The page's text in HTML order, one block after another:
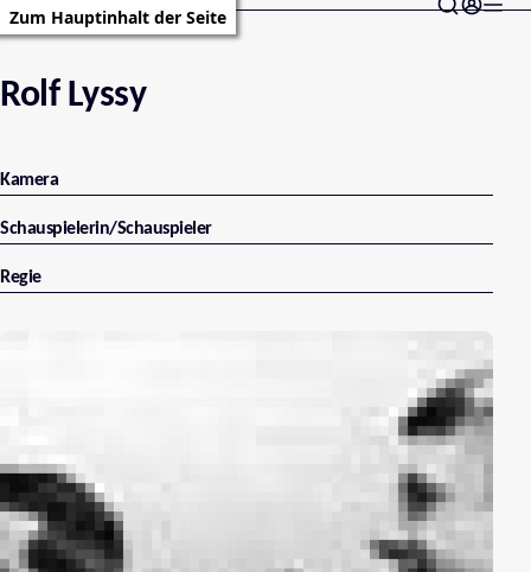
Zum Hauptinhalt der Seite
Rolf Lyssy
Kamera
Schauspielerin/Schauspieler
Regie